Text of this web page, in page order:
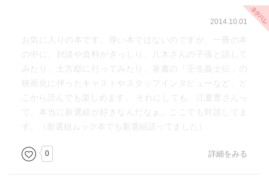
2014.10.01
お気に入りの本です。厚い本ではないのですが、一冊の本
の中に、対談や資料がぎっしり、八木さんの子孫と話して
みたり、土方邸に行ってみたり、著書の「壬生義士伝」の
映画化に伴ったキャストやスタッフインタビューなど、ど
こから読んでも楽しめます。 それにしても、江夏豊さんっ
て、本当に新選組が好きなんだなぁ。ここでも対談してま
す。（新選組ムック本でも新選組語ってました）
0 詳細をみる